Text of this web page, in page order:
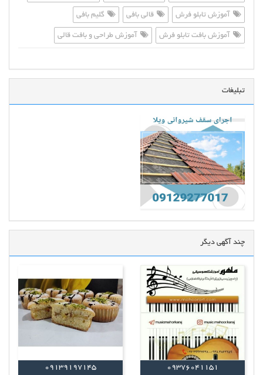
آموزش تابلو فرش قالی بافی گلیم بافی
آموزش بافت تابلو فرش آموزش طراحی و بافت قالی
تبلیغات
چند آگهی دیگر
09376041151
09139197145